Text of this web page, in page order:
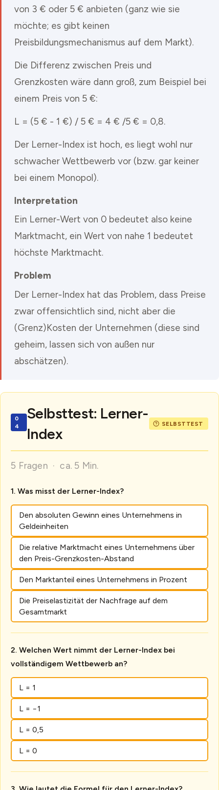
von 3 € oder 5 € anbieten (ganz wie sie
möchte; es gibt keinen
Preisbildungsmechanismus auf dem Markt).
Die Differenz zwischen Preis und
Grenzkosten wäre dann groß, zum Beispiel bei
einem Preis von 5 €:
L = (5 € - 1 €) / 5 € = 4 € /5 € = 0,8.
Der Lerner-Index ist hoch, es liegt wohl nur
schwacher Wettbewerb vor (bzw. gar keiner
bei einem Monopol).
Interpretation
Ein Lerner-Wert von 0 bedeutet also keine
Marktmacht, ein Wert von nahe 1 bedeutet
höchste Marktmacht.
Problem
Der Lerner-Index hat das Problem, dass Preise
zwar offensichtlich sind, nicht aber die
(Grenz)Kosten der Unternehmen (diese sind
geheim, lassen sich von außen nur
abschätzen).
Selbsttest: Lerner-
Index
5 Fragen · ca. 5 Min.
Was misst der Lerner-Index?
Den absoluten Gewinn eines Unternehmens in
Geldeinheiten
Die relative Marktmacht eines Unternehmens über
den Preis-Grenzkosten-Abstand
Den Marktanteil eines Unternehmens in Prozent
Die Preiselastizität der Nachfrage auf dem
Gesamtmarkt
Welchen Wert nimmt der Lerner-Index bei
vollständigem Wettbewerb an?
L = 1
L = −1
L = 0,5
L = 0